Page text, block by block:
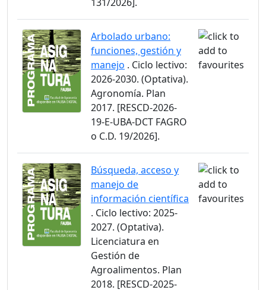
Arbolado urbano:
funciones, gestión y
manejo . Ciclo lectivo:
2026-2030. (Optativa).
Agronomía. Plan
2017. [RESCD-2026-
19-E-UBA-DCT FAGRO
o C.D. 19/2026].
Búsqueda, acceso y
manejo de
información científica
. Ciclo lectivo: 2025-
2027. (Optativa).
Licenciatura en
Gestión de
Agroalimentos. Plan
2018. [RESCD-2025-